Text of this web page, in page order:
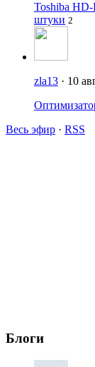
Toshiba
штуки 2
zla13 · 10
Весь эфир · RSS
Блоги